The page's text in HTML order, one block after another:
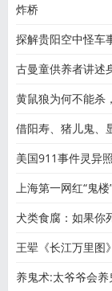
炸桥
探解贵阳空中怪车
古曼童供养者讲述
黄鼠狼为何不能杀
借阳寿、猪儿鬼、
美国911事件灵异
上海第一网红“鬼
犬类食腐：如果你
王翚《长江万里图
养鬼术:太爷爷会